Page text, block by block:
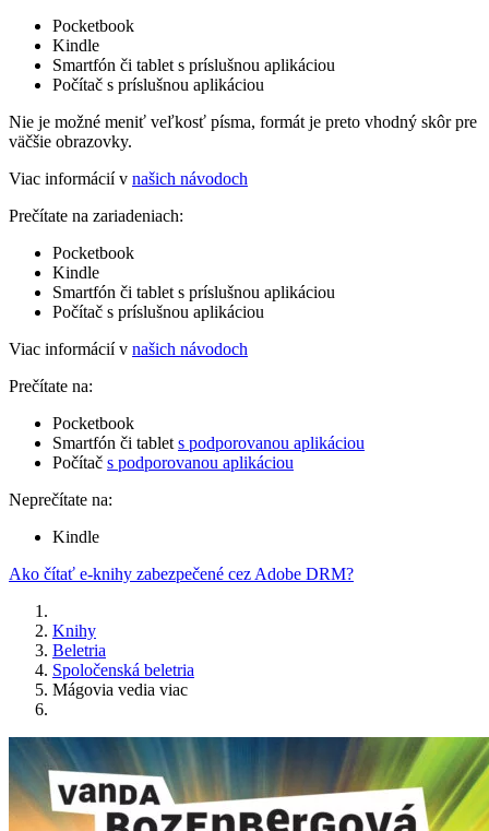
Pocketbook
Kindle
Smartfón či tablet s príslušnou aplikáciou
Počítač s príslušnou aplikáciou
Nie je možné meniť veľkosť písma, formát je preto vhodný skôr pre
väčšie obrazovky.
Viac informácií v našich návodoch
Prečítate na zariadeniach:
Pocketbook
Kindle
Smartfón či tablet s príslušnou aplikáciou
Počítač s príslušnou aplikáciou
Viac informácií v našich návodoch
Prečítate na:
Pocketbook
Smartfón či tablet s podporovanou aplikáciou
Počítač s podporovanou aplikáciou
Neprečítate na:
Kindle
Ako čítať e-knihy zabezpečené cez Adobe DRM?
Knihy
Beletria
Spoločenská beletria
Mágovia vedia viac